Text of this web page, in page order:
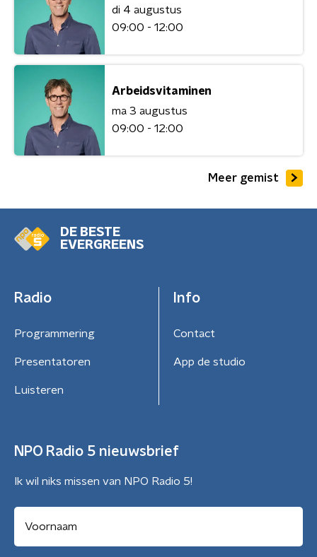
di 4 augustus
09:00 - 12:00
Arbeidsvitaminen
ma 3 augustus
09:00 - 12:00
Meer gemist
DE BESTE
EVERGREENS
Radio
Programmering
Presentatoren
Luisteren
Info
Contact
App de studio
NPO Radio 5 nieuwsbrief
Ik wil niks missen van NPO Radio 5!